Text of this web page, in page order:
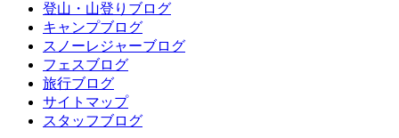
登山・山登りブログ
キャンプブログ
スノーレジャーブログ
フェスブログ
旅行ブログ
サイトマップ
スタッフブログ